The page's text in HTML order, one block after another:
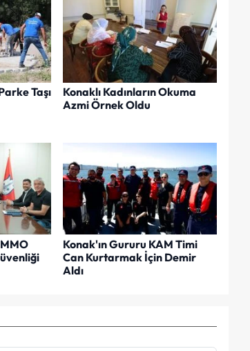
Taşı
Konaklı Kadınların Okuma
Azmi Örnek Oldu
Konak'ın Gururu KAM Timi
Can Kurtarmak İçin Demir
Aldı